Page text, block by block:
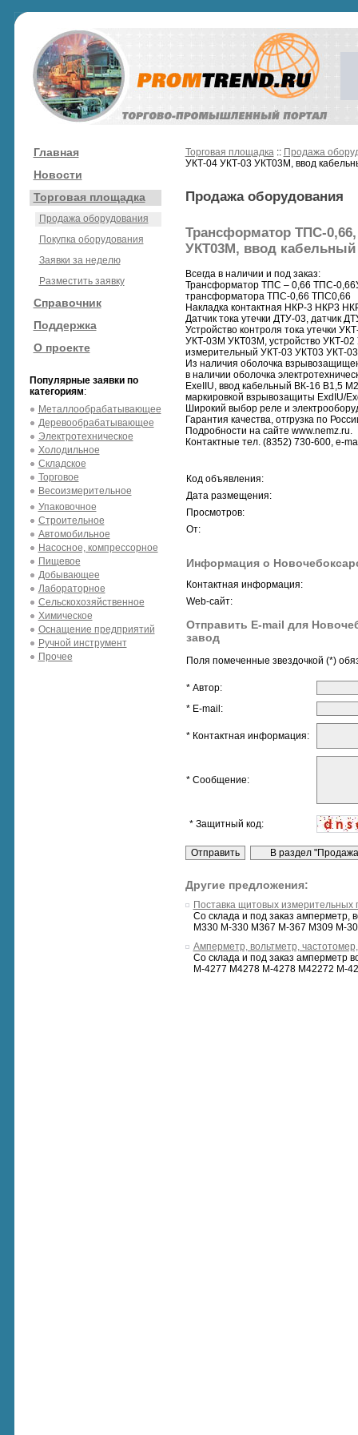
Главная
Новости
Торговая площадка
Продажа оборудования
Покупка оборудования
Заявки за неделю
Разместить заявку
Справочник
Поддержка
О проекте
Популярные заявки по
категориям:
Металлообрабатывающее
Деревообрабатывающее
Электротехническое
Холодильное
Складское
Торговое
Весоизмерительное
Упаковочное
Строительное
Автомобильное
Насосное, компрессорное
Пищевое
Добывающее
Лабораторное
Сельскохозяйственное
Химическое
Оснащение предприятий
Ручной инструмент
Прочее
Торговая площадка:: Продажа
УКТ-04 УКТ-03 УКТ03М, ввод
Продажа оборудования
Трансформатор ТПС-
УКТ03М, ввод
Всегда в наличии и под заказ:
Трансформатор ТПС – 0,66 ТПС-
трансформатора ТПС-0,66 ТПС0,66
Накладка контактная НКР-3 НКР3
Датчик тока утечки ДТУ-03, датчик
Устройство контроля тока утечки
УКТ-03М УКТ03М, устройство УКТ-
измерительный УКТ-03 УКТ03 УКТ-
Из наличия оболочка
в наличии оболочка
ExeIIU, ввод кабельный ВК-16 В1,5
маркировкой взрывозащиты ExdIU/
Широкий выбор реле и
Гарантия качества, отгрузка по
Подробности на сайте www.nemz.ru.
Контактные тел. (8352) 730-600, e-
Код объявления:
Дата размещения:
Просмотров:
От:
Информация о
Контактная информация:
Web-сайт:
Отправить E-mail для
завод
Поля помеченные звездочкой (*)
* Автор:
* E-mail:
* Контактная информация:
* Сообщение:
* Защитный код:
Другие предложения:
Поставка щитовых измерительных
Со склада и под заказ
М330 М-330 М367 М-367 М309 М-
Амперметр, вольтметр,
Со склада и под заказ амперметр
М-4277 M4278 М-4278 М42272 М-